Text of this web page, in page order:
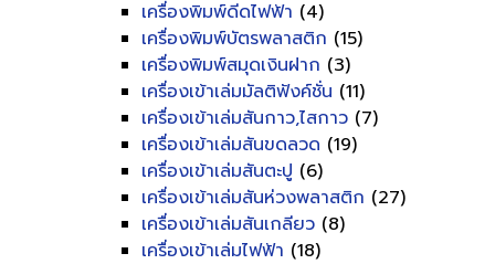
เครื่องพิมพ์ดีดไฟฟ้า (4)
เครื่องพิมพ์บัตรพลาสติก (15)
เครื่องพิมพ์สมุดเงินฝาก (3)
เครื่องเข้าเล่มมัลติฟังค์ชั่น (11)
เครื่องเข้าเล่มสันกาว,ไสกาว (7)
เครื่องเข้าเล่มสันขดลวด (19)
เครื่องเข้าเล่มสันตะปู (6)
เครื่องเข้าเล่มสันห่วงพลาสติก (27)
เครื่องเข้าเล่มสันเกลียว (8)
เครื่องเข้าเล่มไฟฟ้า (18)